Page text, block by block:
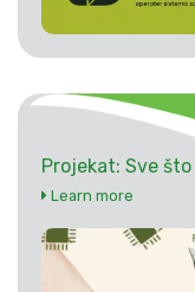
Projekat: Sve
Learn more